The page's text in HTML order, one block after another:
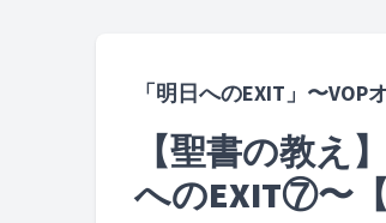
「明日へのEXIT」〜
【聖書の教え
へのEXIT⑦〜